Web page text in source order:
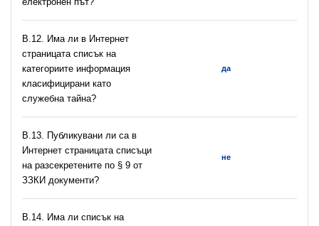
В.12. Има ли в Интернет
страницата списък на
категориите информация
класифицирани като
служебна тайна?
да
В.13. Публикувани ли са в
Интернет страницата списъци
на разсекретените по § 9 от
ЗЗКИ документи?
не
В.14. Има ли списък на